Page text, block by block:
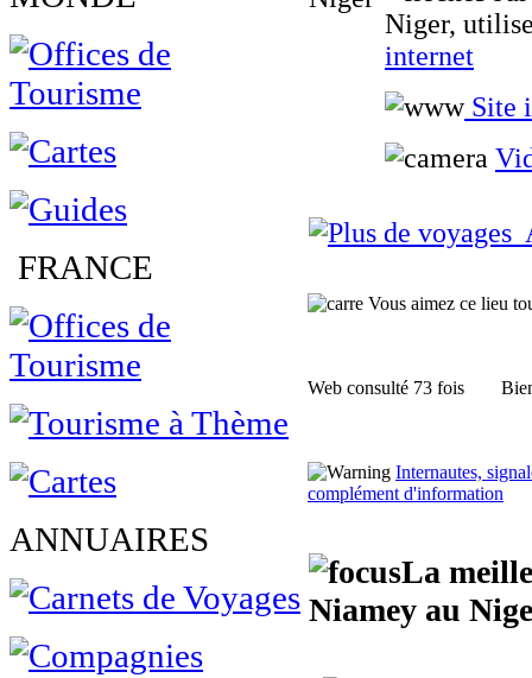
FRANCE
ANNUAIRES
Niger,
internet
Site
Vous aimez ce lieu
Web consulté 73 fois
Internautes,
complément d'information
La
Niamey au